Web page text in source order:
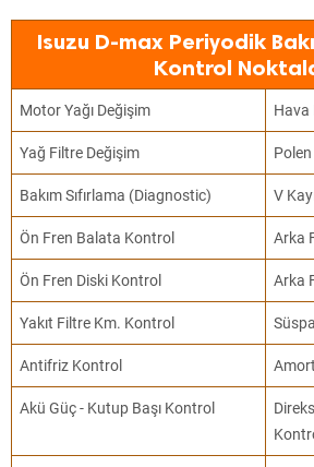
Isuzu D-max Periyodik
Kontrol
Motor Yağı Değişim Hava
Yağ Filtre Değişim
Bakım Sıfırlama (Diagnostic) V
Ön Fren Balata Kontrol Arka
Ön Fren Diski Kontrol Arka
Yakıt Filtre Km. Kontrol
Antifriz Kontrol
Akü Güç - Kutup Başı Kontrol